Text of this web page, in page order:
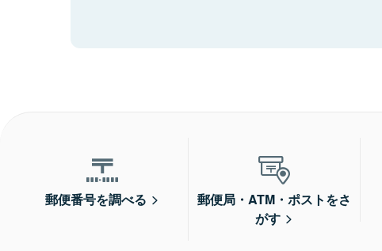
郵便番号を調べる
郵便局・ATM・ポストをさ
がす